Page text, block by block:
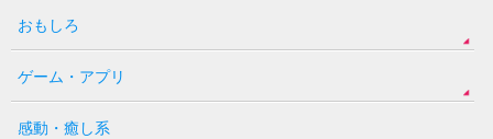
おもしろ
ゲーム・アプリ
感動・癒し系